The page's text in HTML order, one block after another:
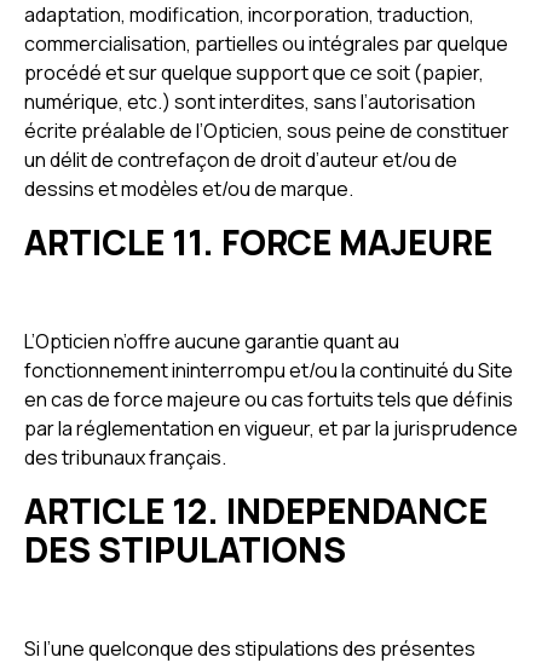
adaptation, modification, incorporation, traduction,
commercialisation, partielles ou intégrales par quelque
procédé et sur quelque support que ce soit (papier,
numérique, etc.) sont interdites, sans l’autorisation
écrite préalable de l’Opticien, sous peine de constituer
un délit de contrefaçon de droit d’auteur et/ou de
dessins et modèles et/ou de marque.
ARTICLE 11. FORCE MAJEURE
L’Opticien n’offre aucune garantie quant au
fonctionnement ininterrompu et/ou la continuité du Site
en cas de force majeure ou cas fortuits tels que définis
par la réglementation en vigueur, et par la jurisprudence
des tribunaux français.
ARTICLE 12. INDEPENDANCE
DES STIPULATIONS
Si l’une quelconque des stipulations des présentes